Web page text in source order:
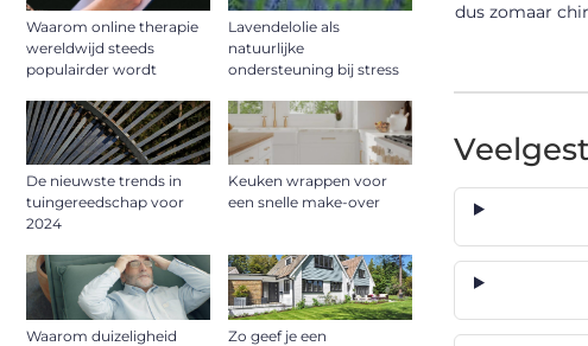
Waarom online therapie
wereldwijd steeds
populairder wordt
Lavendelolie als
natuurlijke
ondersteuning bij stress
De nieuwste trends in
tuingereedschap voor
2024
Keuken wrappen voor
een snelle make-over
Waarom duizeligheid
Zo geef je een
dus zomaar